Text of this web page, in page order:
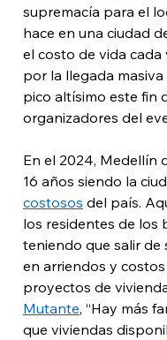
supremacía para el
hace en una ciudad
el costo de vida
por la llegada
pico altísimo este fin
organizadores del
En el 2024, Medellín
16 años siendo la
costosos del país.
los residentes de los
teniendo que salir de
en arriendos y
proyectos de
Mutante, “Hay más
que viviendas